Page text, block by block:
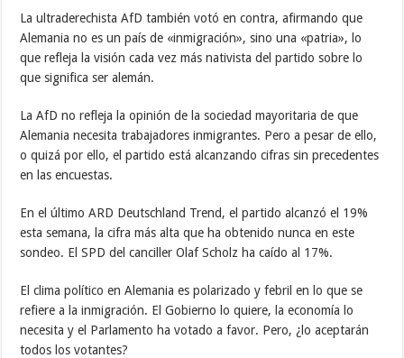
La ultraderechista AfD también votó en contra, afirmando que
Alemania no es un país de «inmigración», sino una «patria», lo
que refleja la visión cada vez más nativista del partido sobre lo
que significa ser alemán.
La AfD no refleja la opinión de la sociedad mayoritaria de que
Alemania necesita trabajadores inmigrantes. Pero a pesar de ello,
o quizá por ello, el partido está alcanzando cifras sin precedentes
en las encuestas.
En el último ARD Deutschland Trend, el partido alcanzó el 19%
esta semana, la cifra más alta que ha obtenido nunca en este
sondeo. El SPD del canciller Olaf Scholz ha caído al 17%.
El clima político en Alemania es polarizado y febril en lo que se
refiere a la inmigración. El Gobierno lo quiere, la economía lo
necesita y el Parlamento ha votado a favor. Pero, ¿lo aceptarán
todos los votantes?